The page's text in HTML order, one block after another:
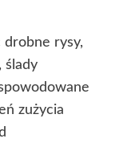
drobne rysy,
ślady
zużycia